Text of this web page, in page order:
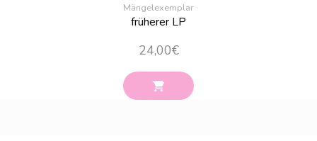
Mängelexemplar
früherer LP
24,00€